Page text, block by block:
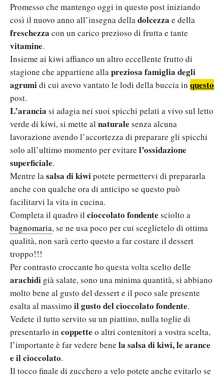
Promesso che mantengo oggi in questo post iniziando
così il nuovo anno all’insegna delladolcezza e della
freschezza con un carico prezioso di frutta e tante
vitamine.
Insieme ai kiwi affianco un altro eccellente frutto di
stagione che appartiene allapreziosa famiglia degli
agrumidi cui avevo vantato le lodi della buccia in questo
post.
L’arancia si adagia nei suoi spicchi pelati a vivo sul letto
verde di kiwi, si mette al naturale senza alcuna
lavorazione avendo l’accortezza di preparare gli spicchi
solo all’ultimo momento per evitare l’ossidazione
superficiale.
Mentre lasalsa di kiwipotete permettervi di prepararla
anche con qualche ora di anticipo se questo può
facilitarvi la vita in cucina.
Completa il quadro il cioccolato fondente sciolto a
bagnomaria, se ne usa poco per cui sceglietelo di ottima
qualità, non sarà certo questo a far costare il dessert
troppo!!!
Per contrasto croccante ho questa volta scelto delle
arachidi già salate, sono una minima quantità, si abbiano
molto bene al gusto del dessert e il poco sale presente
esalta al massimo il gusto del cioccolato fondente.
Vedete il tutto servito su un piattino, nulla toglie di
presentarlo in coppette o altri contenitori a vostra scelta,
l’importante è far vedere bene la salsa di kiwi, le arance
e il cioccolato.
Il tocco finale di zucchero a velo potete anche evitarlo se